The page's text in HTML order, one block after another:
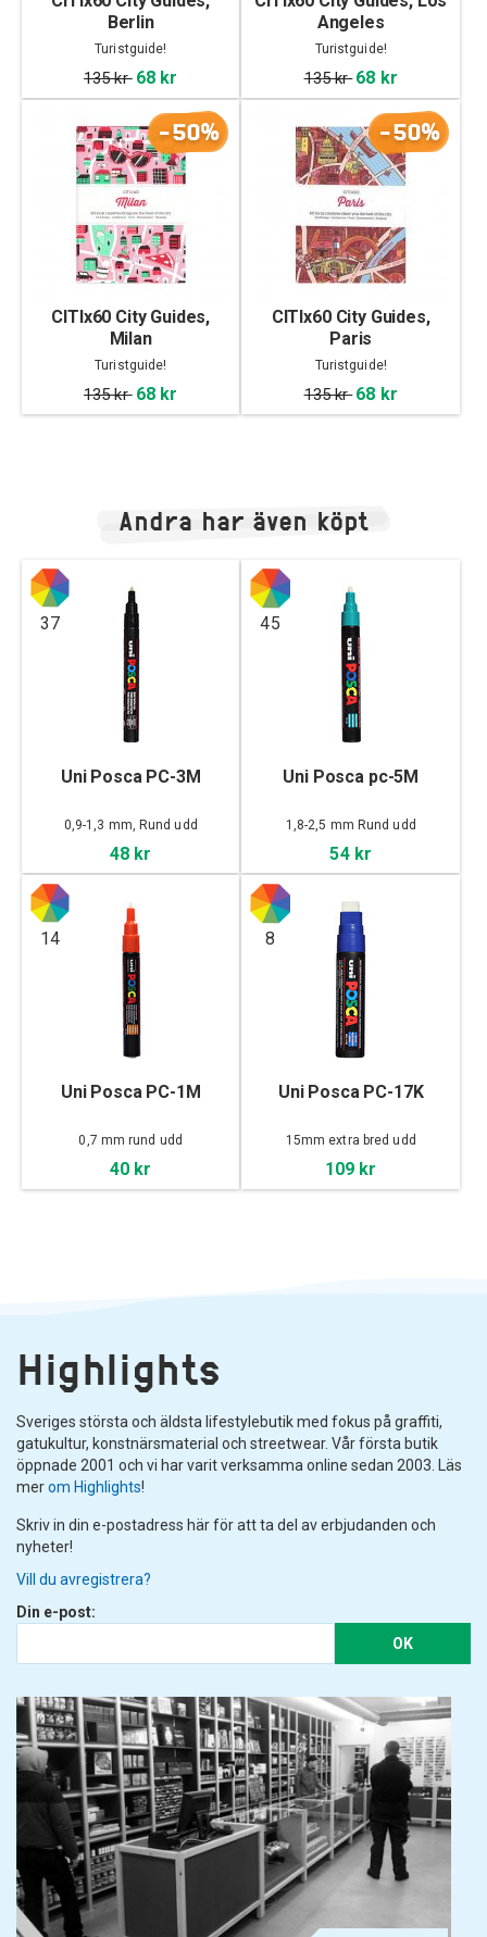
Berlin
Turistguide!
135 kr 68 kr
Angeles
Turistguide!
135 kr 68 kr
-50%
CITIx60 City Guides,
Milan
Turistguide!
135 kr 68 kr
-50%
CITIx60 City Guides,
Paris
Turistguide!
135 kr 68 kr
Andra har även köpt
37
Uni Posca PC-3M
0,9-1,3 mm, Rund udd
48 kr
45
Uni Posca pc-5M
1,8-2,5 mm Rund udd
54 kr
14
Uni Posca PC-1M
0,7 mm rund udd
40 kr
8
Uni Posca PC-17K
15mm extra bred udd
109 kr
Highlights
Sveriges största och äldsta lifestylebutik med fokus på graffiti,
gatukultur, konstnärsmaterial och streetwear. Vår första butik
öppnade 2001 och vi har varit verksamma online sedan 2003. Läs
merom Highlights!
Skriv in din e-postadress här för att ta del av erbjudanden och
nyheter!
Vill du avregistrera?
Din e-post:
OK